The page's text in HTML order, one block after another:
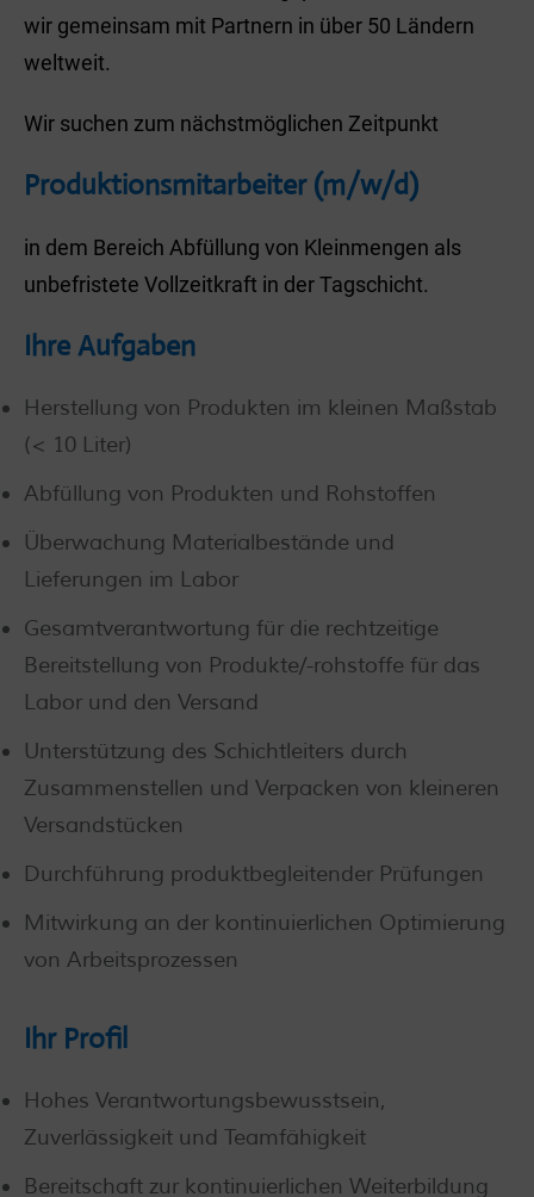
wir gemeinsam mit Partnern in über 50 Ländern
weltweit.
Wir suchen zum nächstmöglichen Zeitpunkt
Produktionsmitarbeiter (m/w/d)
in dem Bereich Abfüllung von Kleinmengen als
unbefristete Vollzeitkraft in der Tagschicht.
Ihre Aufgaben
Herstellung von Produkten im kleinen Maßstab
(< 10 Liter)
Abfüllung von Produkten und Rohstoffen
Überwachung Materialbestände und
Lieferungen im Labor
Gesamtverantwortung für die rechtzeitige
Bereitstellung von Produkte/-rohstoffe für das
Labor und den Versand
Unterstützung des Schichtleiters durch
Zusammenstellen und Verpacken von kleineren
Versandstücken
Durchführung produktbegleitender Prüfungen
Mitwirkung an der kontinuierlichen Optimierung
von Arbeitsprozessen
Ihr Profil
Hohes Verantwortungsbewusstsein,
Zuverlässigkeit und Teamfähigkeit
Bereitschaft zur kontinuierlichen Weiterbildung